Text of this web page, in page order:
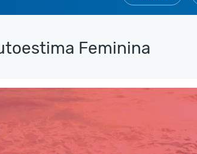
Feminina